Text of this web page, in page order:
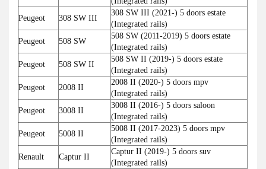
Peugeot
308 SW III
308 SW III (2021-) 5 doors estate
(Integrated rails)
Peugeot
508 SW
508 SW (2011-2019) 5 doors estate
(Integrated rails)
Peugeot
508 SW II
508 SW II (2019-) 5 doors estate
(Integrated rails)
Peugeot
2008 II
2008 II (2020-) 5 doors mpv
(Integrated rails)
Peugeot
3008 II
3008 II (2016-) 5 doors saloon
(Integrated rails)
Peugeot
5008 II
5008 II (2017-2023) 5 doors mpv
(Integrated rails)
Renault
Captur II
Captur II (2019-) 5 doors suv
(Integrated rails)